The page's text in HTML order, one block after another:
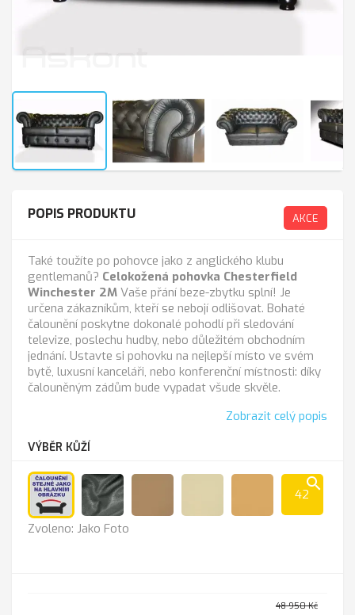
POPIS PRODUKTU AKCE
Také toužíte po pohovce jako z anglického klubu
gentlemanů? Celokožená pohovka Chesterfield
Winchester 2M Vaše přání beze-zbytku splní! Je
určena zákazníkům, kteří se nebojí odlišovat. Bohaté
čalounění poskytne dokonalé pohodlí při sledování
televize, poslechu hudby, nebo důležitém obchodním
jednání. Ustavte si pohovku na nejlepší místo ve svém
bytě, luxusní kanceláři, nebo konferenční místnosti: díky
čalouněným zádům bude vypadat všude skvěle.
Zobrazit celý popis
VÝBĚR KŮŽÍ
Jako
Anthrazit
search
42
Zvoleno: Jako Foto
48 950 Kč